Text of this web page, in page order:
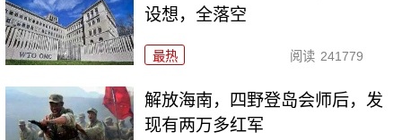
设想，全落空
最热 阅读 241779
解放海南，四野登岛会师后，发
现有两万多红军